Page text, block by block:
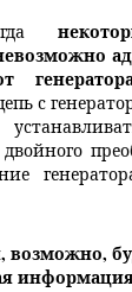
с
возможно,